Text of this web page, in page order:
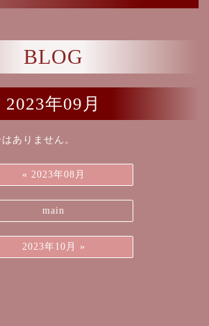
BLOG
2023年09月
ありません。
« 2023年08月
main
2023年10月 »